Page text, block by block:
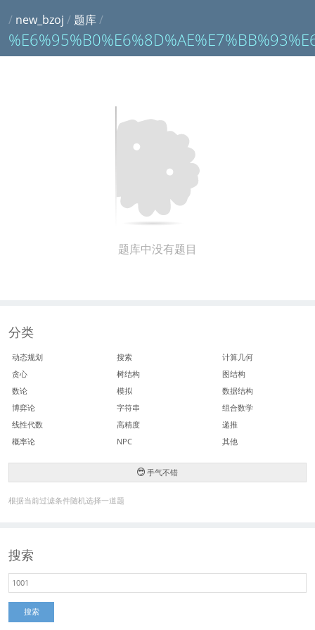
/ new_bzoj / 题库/
题库中没有题目
分类
动态规划 搜索
计算几何
贪心
树结构
图结构
数论
模拟
数据结构
博弈论
字符串
组合数学
线性代数
高精度
递推
概率论
NPC 其他
手气不错
根据当前过滤条件随机选择一道题
搜索
搜索